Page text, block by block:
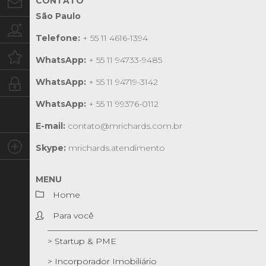
Contato
Oportunidades
Intranet
Social
São Paulo
Telefone: + 55 11 4616-1394
WhatsApp: + 55 11 94733-9485
WhatsApp: + 55 11 94719-3142
WhatsApp: + 55 11 99376-0112
E-mail: contato@mrichards.com.br
Skype: mrichards.atendimento
MENU
Home
Para você
> Startup & PME
> Incorporador Imobiliário